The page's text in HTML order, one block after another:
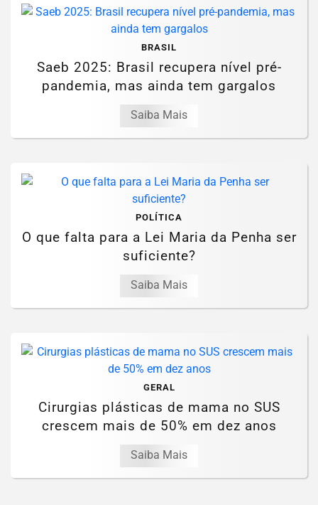
BRASIL
Saeb 2025: Brasil recupera nível pré-
pandemia, mas ainda tem gargalos
Saiba Mais
POLÍTICA
O que falta para a Lei Maria da Penha ser
suficiente?
Saiba Mais
GERAL
Cirurgias plásticas de mama no SUS
crescem mais de 50% em dez anos
Saiba Mais